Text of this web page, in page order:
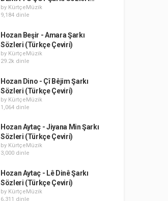
by KürtçeMüzik
9,184 dinle
Hozan Beşir - Amara Şarkı
Sözleri (Türkçe Çeviri)
by KürtçeMüzik
29.2k dinle
Hozan Dino - Çî Bêjim Şarkı
Sözleri (Türkçe Çeviri)
by KürtçeMüzik
1,064 dinle
Hozan Aytaç - Jiyana Min Şarkı
Sözleri (Türkçe Çeviri)
by KürtçeMüzik
3,000 dinle
Hozan Aytaç - Lê Dinê Şarkı
Sözleri (Türkçe Çeviri)
by KürtçeMüzik
6,311 dinle